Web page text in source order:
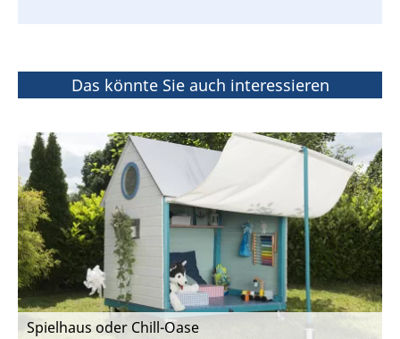
Das könnte Sie auch interessieren
Spielhaus oder Chill-Oase